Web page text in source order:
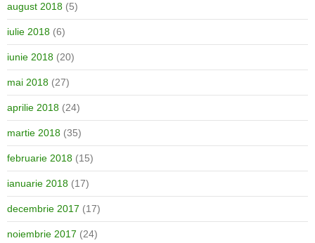
august 2018 (5)
iulie 2018 (6)
iunie 2018 (20)
mai 2018 (27)
aprilie 2018 (24)
martie 2018 (35)
februarie 2018 (15)
ianuarie 2018 (17)
decembrie 2017 (17)
noiembrie 2017 (24)